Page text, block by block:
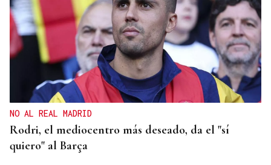
NO AL REAL MADRID
Rodri, el mediocentro más deseado, da el "sí
quiero" al Barça